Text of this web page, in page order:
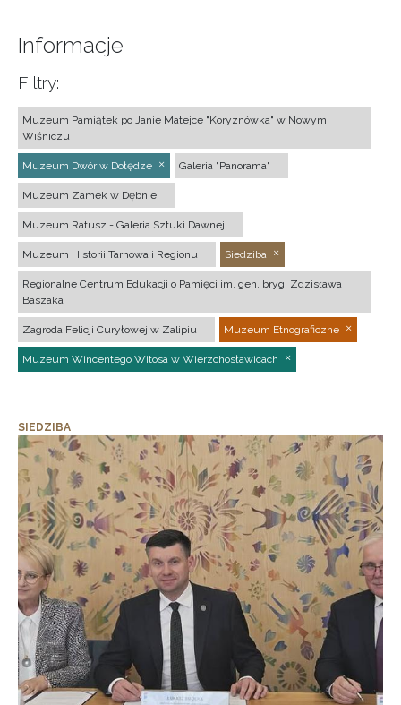
Informacje
Filtry:
Muzeum Pamiątek po Janie Matejce "Koryznówka" w Nowym
Wiśniczu
Muzeum Dwór w Dołędze Galeria "Panorama"
Muzeum Zamek w Dębnie
Muzeum Ratusz - Galeria Sztuki Dawnej
Muzeum Historii Tarnowa i Regionu Siedziba
Regionalne Centrum Edukacji o Pamięci im. gen. bryg. Zdzisława
Baszaka
Zagroda Felicji Curyłowej w Zalipiu Muzeum Etnograficzne
Muzeum Wincentego Witosa w Wierzchosławicach
SIEDZIBA